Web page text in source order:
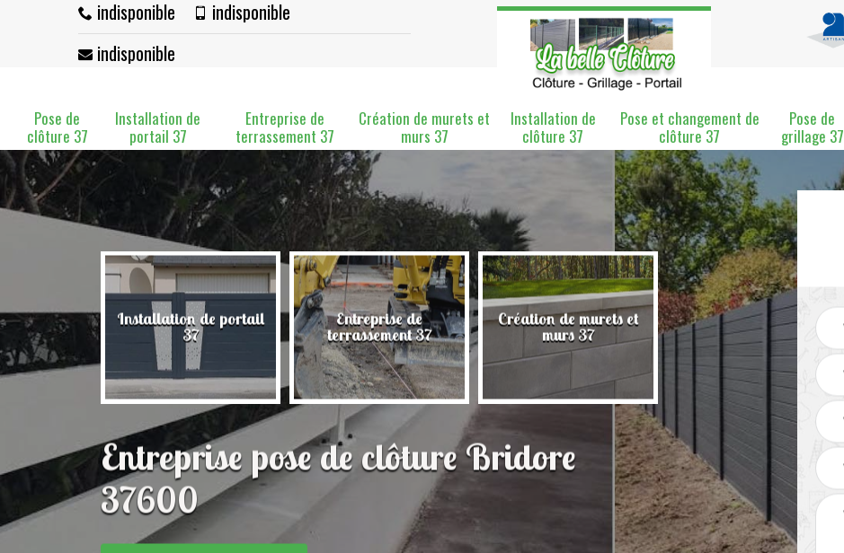
indisponible
indisponible
indisponible
Pose de
clôture 37
Installation de
portail 37
Entreprise de
terrassement 37
Création de murets et
murs 37
Installation de
clôture 37
Pose et changement de
clôture 37
Pose de
grillage 37
37 Installation de portail
37
Entreprise de
terrassement 37
Création de murets et
murs 37
Installation de clôture
37
Entreprise pose de clôture Bridore
37600